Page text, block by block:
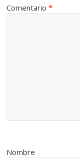
Comentario*
Nombre